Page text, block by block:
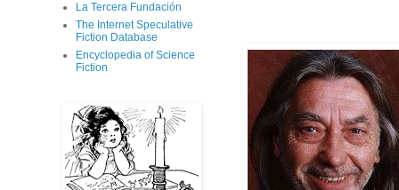
La Tercera Fundación
The Internet Speculative
Fiction Database
Encyclopedia of Science
Fiction